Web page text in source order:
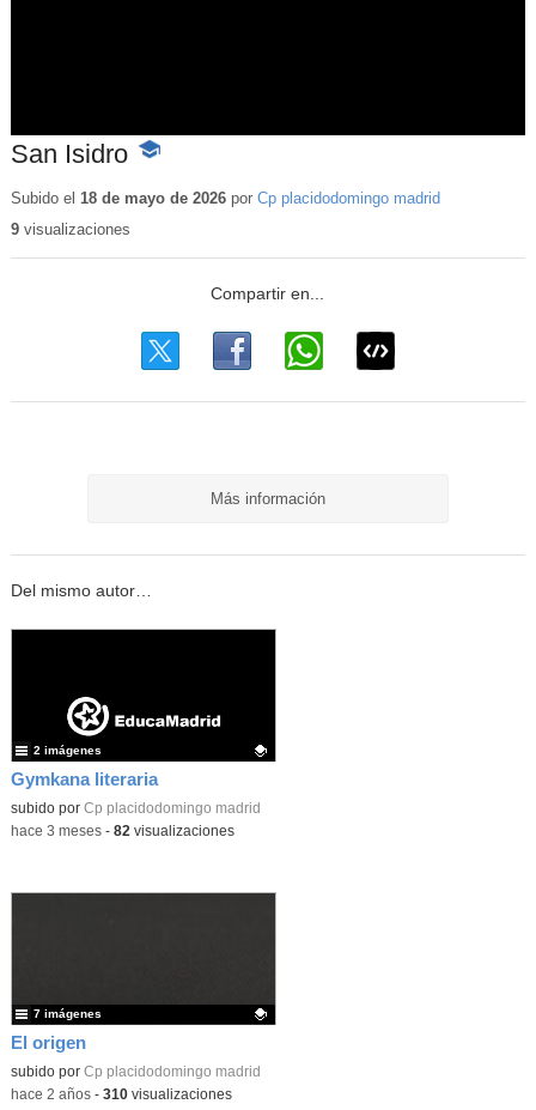
San Isidro -
educativo
Subido el 18 de mayo de 2026por Cp placidodomingo madrid
9visualizaciones
Más información
Del mismo autor…
Gymkana literaria
Contenido educativo.
subido por Cp placidodomingo madrid
2 imágenes
-hace 3 meses- 82visualizaciones
El origen
Contenido educativo.
subido por Cp placidodomingo madrid
7 imágenes
-hace 2 años- 310visualizaciones